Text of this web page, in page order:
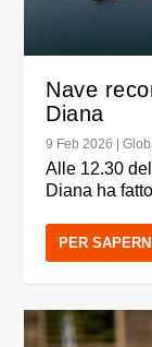
Nave
Diana
9 Feb 2026 |
Alle 12.30
Diana ha
PER